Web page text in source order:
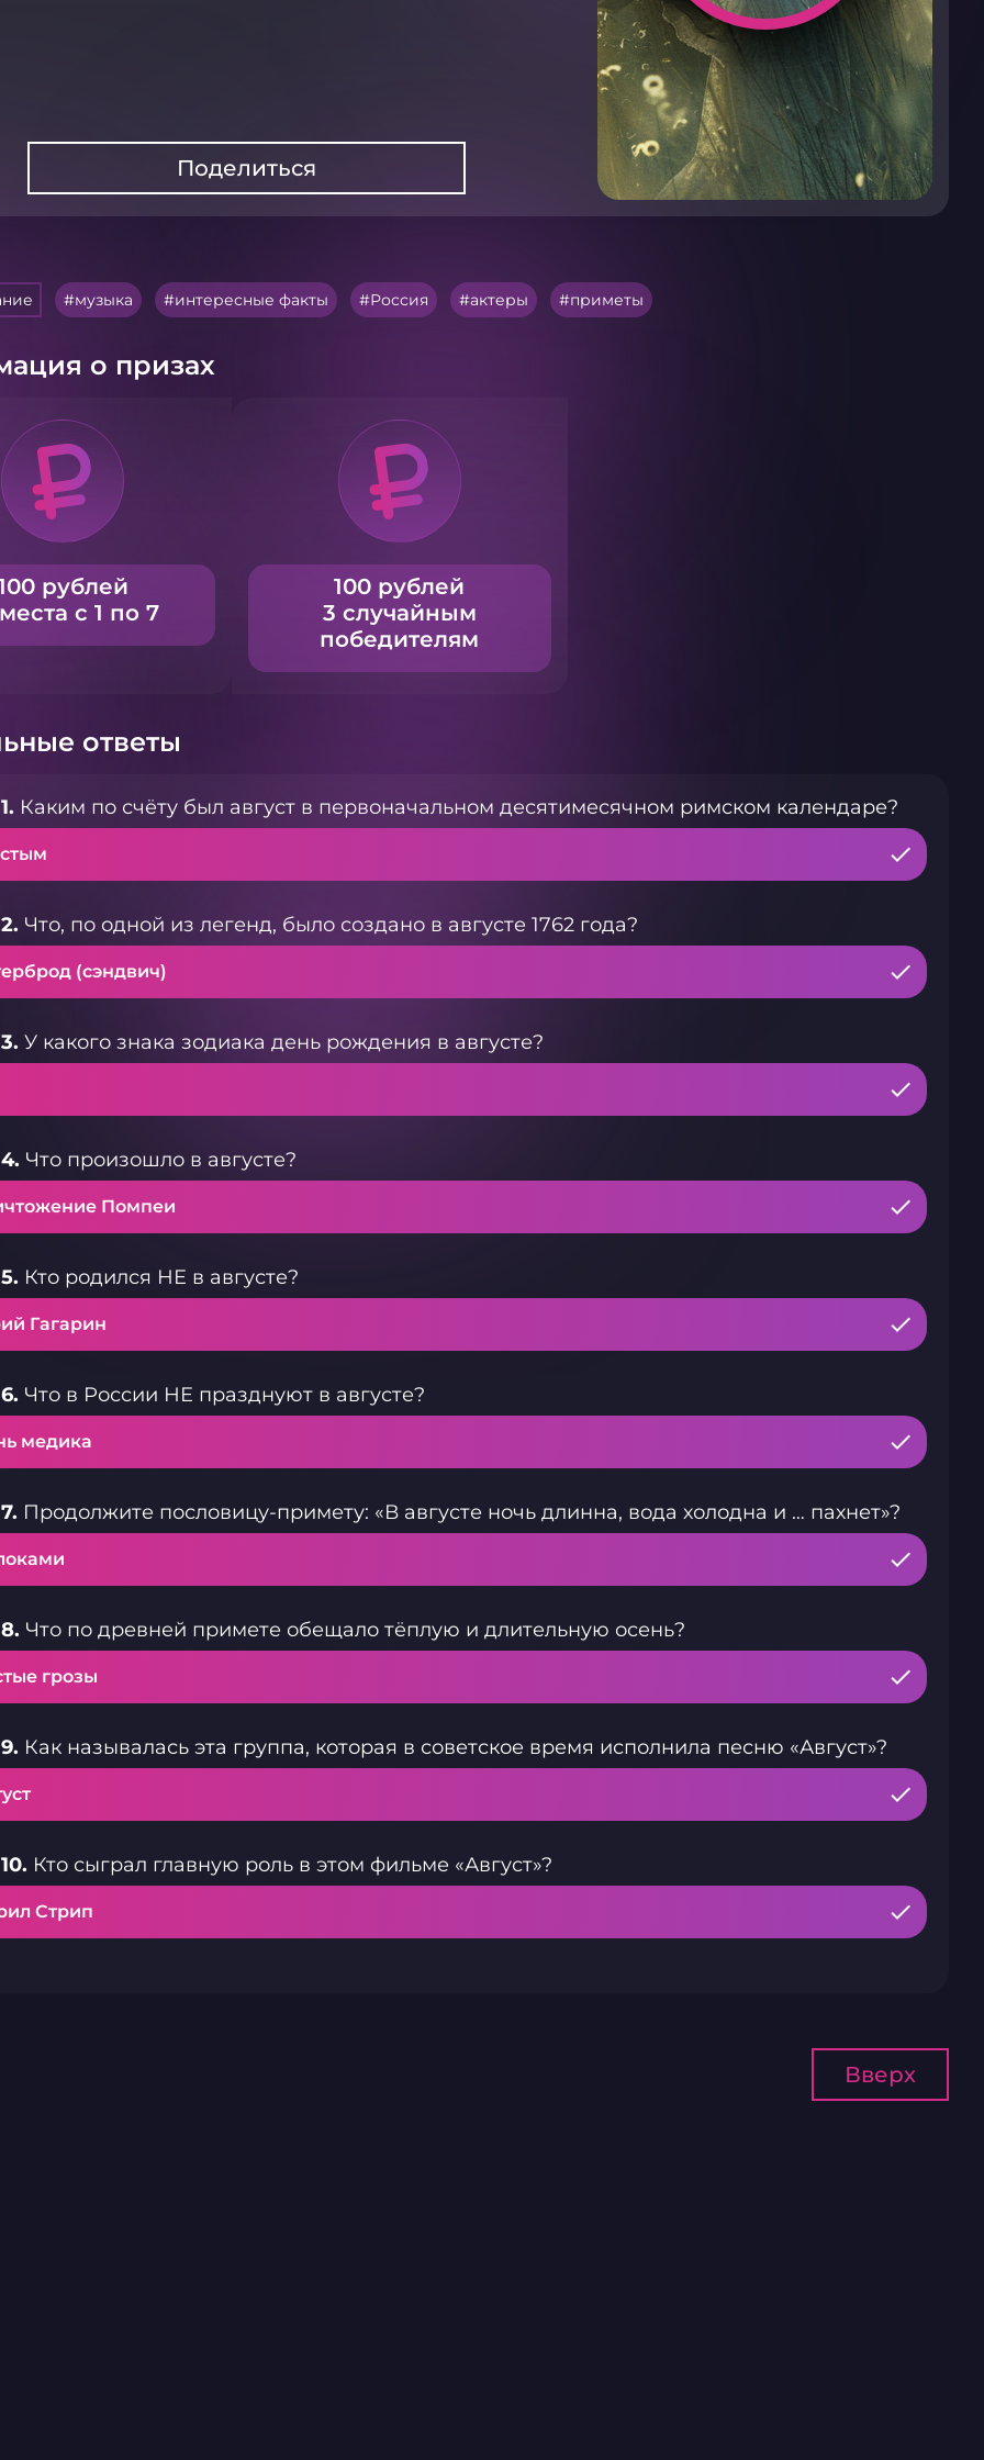
Поделиться
музыка интересные факты Россия актеры приметы
о призах
рублей
с 1 по 7
100 рублей
3 случайным
победителям
ответы
Каким по счёту был август в первоначальном десятимесячном римском календаре?
Что, по одной из легенд, было создано в августе 1762 года?
(сэндвич)
У какого знака зодиака день рождения в августе?
Что произошло в августе?
Помпеи
Кто родился НЕ в августе?
Гагарин
Что в России НЕ празднуют в августе?
медика
Продолжите пословицу-примету: «В августе ночь длинна, вода холодна и … пахнет»?
Что по древней примете обещало тёплую и длительную осень?
грозы
Как называлась эта группа, которая в советское время исполнила песню «Август»?
Кто сыграл главную роль в этом фильме «Август»?
Стрип
Вверх